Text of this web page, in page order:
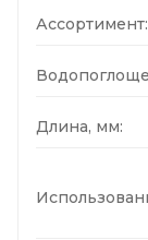
Ассортимент:
Длина, мм: